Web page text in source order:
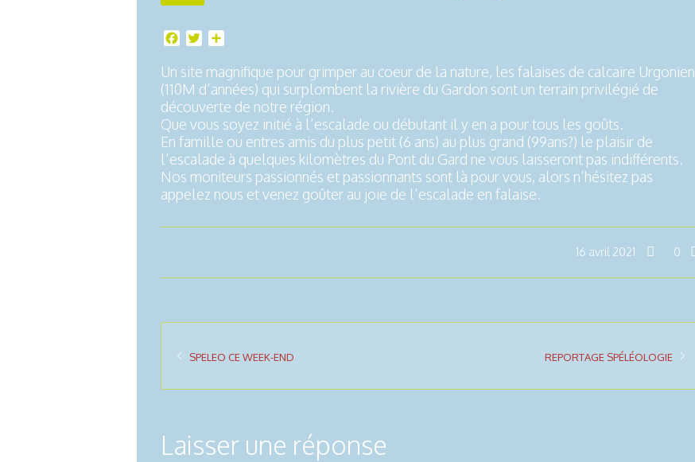
Facebook
Twitter
Un site magnifique pour grimper au coeur de la nature, les falaises de calcaire Urgonien
(110M d’années) qui surplombent la rivière du Gardon sont un terrain privilégié de
découverte de notre région.
Que vous soyez initié à l’escalade ou débutant il y en a pour tous les goûts.
En famille ou entres amis du plus petit (6 ans) au plus grand (99ans?) le plaisir de
l’escalade à quelques kilomètres du Pont du Gard ne vous laisseront pas indifférents.
Nos moniteurs passionnés et passionnants sont là pour vous, alors n’hésitez pas
appelez nous et venez goûter au joie de l’escalade en falaise.
16 avril 2021 0
REPORTAGE SPÉLÉOLOGIE
SPELEO CE WEEK-END
Laisser une réponse